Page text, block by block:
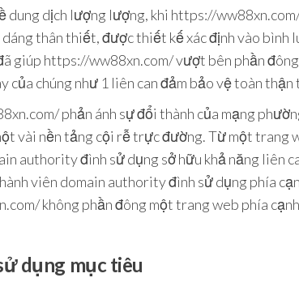
dung dịch lượng lượng, khi https://
thân thiết, được thiết kế xác định vào bình
giúp https://ww88xn.com/ vượt bên phần
chúng như 1 liên can đảm bảo vệ toàn
phản ánh sự đổi thành của mạng
vài nền tảng cội rễ trực đường. Từ một trang
authority đình sử dụng sở hữu khả năng liên
viên domain authority đình sử dụng phía
không phần đông một trang web phía
dụng mục tiêu